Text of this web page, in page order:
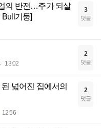
의 반전…주가 되살
Bull기둥]
3
댓글
13:02
2
댓글
넓어진 집에서의
12:56
2
댓글